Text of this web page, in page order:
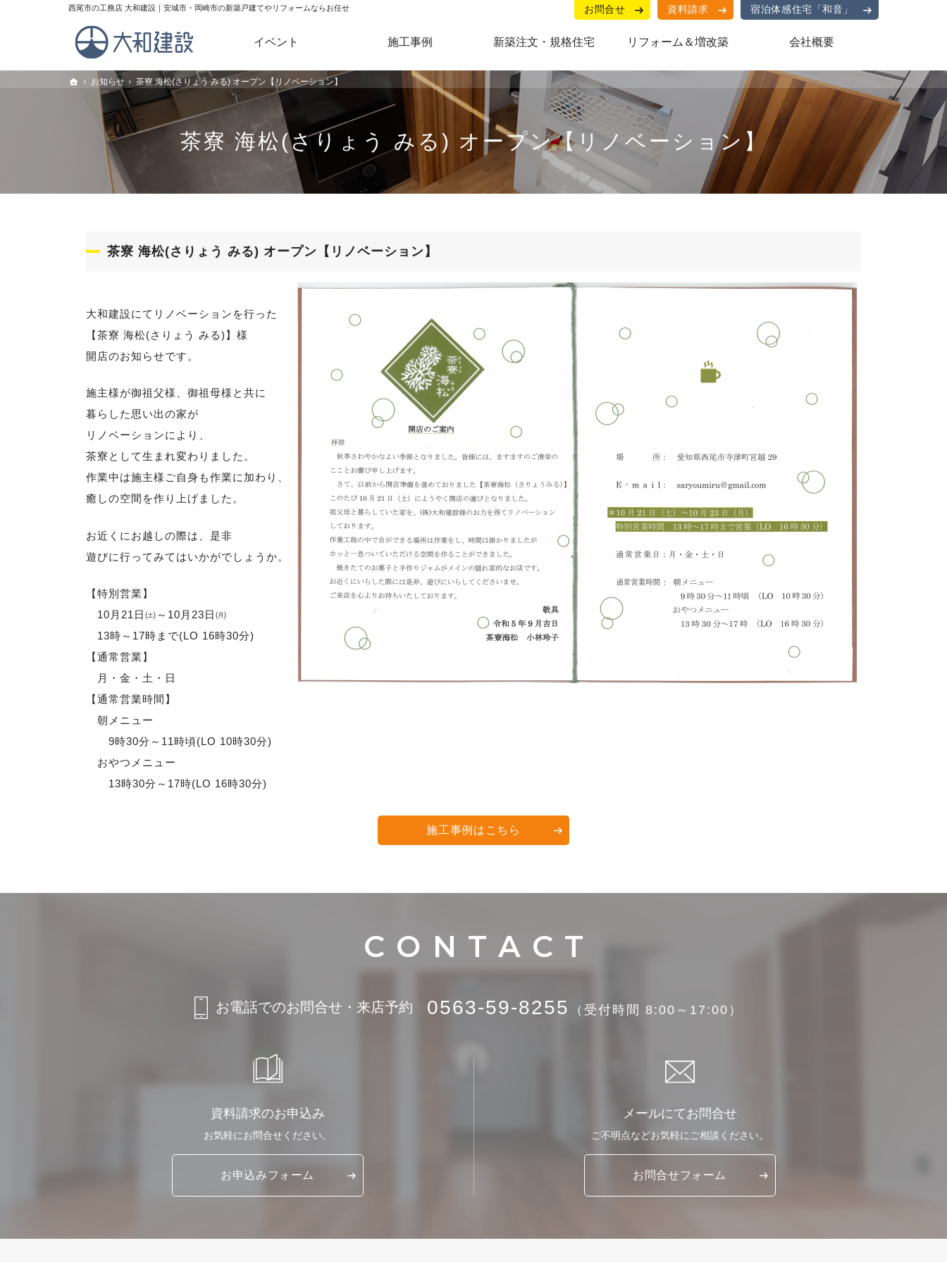
トップ
お知らせ 茶寮 海松(さりょう みる) オープン【リノベーション】
茶寮 海松(さりょう みる) オープン【リノベーション】
理想の住宅を建てるお手伝い。西尾市・安城市・岡崎市の新築戸建てやリフォームのことなら当社へ。
西尾市の工務店 大和建設｜安城市・岡崎市の新築戸建てやリフォームならお任せ
茶寮 海松(さりょう みる) オープン【リノベーション】
大和建設にてリノベーションを行った
【茶寮 海松(さりょう みる)】様
開店のお知らせです。
施主様が御祖父様、御祖母様と共に
暮らした思い出の家が
リノベーションにより、
茶寮として生まれ変わりました。
作業中は施主様ご自身も作業に加わり、
癒しの空間を作り上げました。
お近くにお越しの際は、是非
遊びに行ってみてはいかがでしょうか。
【特別営業】
10月21日㈯～10月23日㈪
13時～17時まで(LO 16時30分)
【通常営業】
月・金・土・日
【通常営業時間】
朝メニュー
9時30分～11時頃(LO 10時30分)
おやつメニュー
13時30分～17時(LO 16時30分)
施工事例はこちら
お問合せ 資料請求 宿泊体感住宅「和音」
Home
イベント 施工事例 新築注文・規格住宅 リフォーム＆増改築 会社概要
トップ
お知らせ 茶寮 海松(さりょう みる) オープン【リノベーション】
お電話でのお問合せ・来店予約 0563-59-8255 （受付時間 8:00～17:00）
資料請求のお申込み
お気軽にお問合せください。
お申込みフォーム
メールにてお問合せ
ご不明点などお気軽に ご相談ください。
お問合せフォーム